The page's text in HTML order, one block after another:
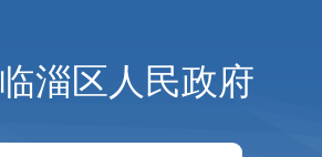
临淄区人民政府